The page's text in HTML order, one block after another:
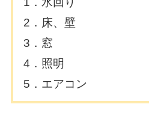
2．床、壁
3．窓
4．照明
5．エアコン